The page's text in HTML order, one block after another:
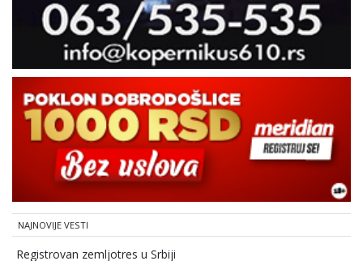
NAJNOVIJE VESTI
Registrovan zemljotres u Srbiji